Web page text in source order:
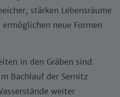
stärken Lebensräume
neue Formen
in den Gräben sind
Bachlauf der Sernitz
weiter